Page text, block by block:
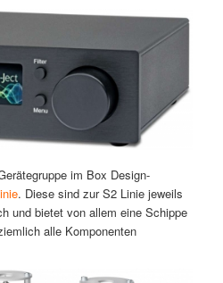
im Box Design-
. Diese sind zur S2 Linie jeweils
und bietet von allem eine Schippe
alle Komponenten